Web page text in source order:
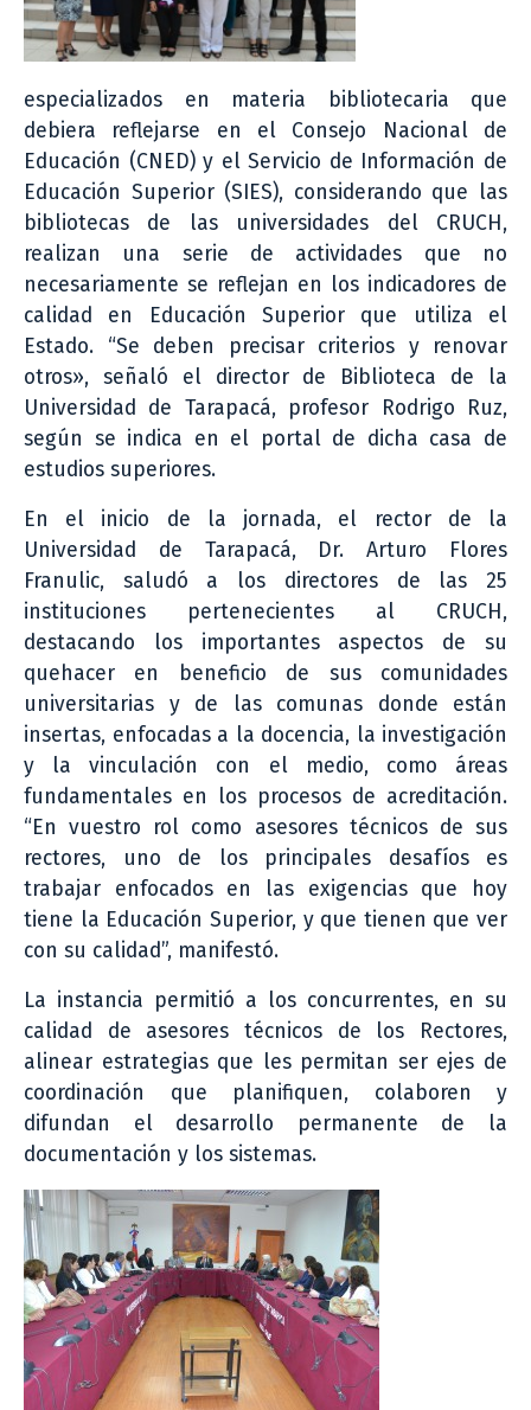
especializados en materia bibliotecaria que
debiera reflejarse en el Consejo Nacional de
Educación (CNED) y el Servicio de Información de
Educación Superior (SIES), considerando que las
bibliotecas de las universidades del CRUCH,
realizan una serie de actividades que no
necesariamente se reflejan en los indicadores de
calidad en Educación Superior que utiliza el
Estado. “Se deben precisar criterios y renovar
otros», señaló el director de Biblioteca de la
Universidad de Tarapacá, profesor Rodrigo Ruz,
según se indica en el portal de dicha casa de
estudios superiores.
En el inicio de la jornada, el rector de la
Universidad de Tarapacá, Dr. Arturo Flores
Franulic, saludó a los directores de las 25
instituciones pertenecientes al CRUCH,
destacando los importantes aspectos de su
quehacer en beneficio de sus comunidades
universitarias y de las comunas donde están
insertas, enfocadas a la docencia, la investigación
y la vinculación con el medio, como áreas
fundamentales en los procesos de acreditación.
“En vuestro rol como asesores técnicos de sus
rectores, uno de los principales desafíos es
trabajar enfocados en las exigencias que hoy
tiene la Educación Superior, y que tienen que ver
con su calidad”, manifestó.
La instancia permitió a los concurrentes, en su
calidad de asesores técnicos de los Rectores,
alinear estrategias que les permitan ser ejes de
coordinación que planifiquen, colaboren y
difundan el desarrollo permanente de la
documentación y los sistemas.